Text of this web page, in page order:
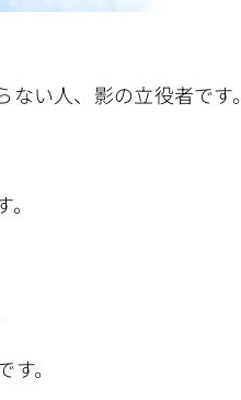
い人、影の立役者です。
。